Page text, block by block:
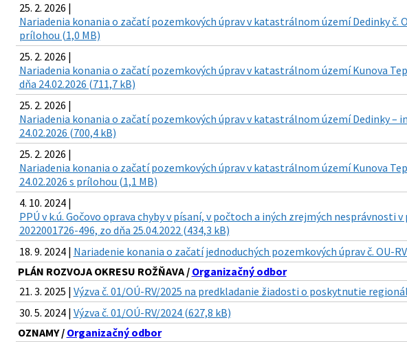
25. 2. 2026 |
Nariadenia konania o začatí pozemkových úprav v katastrálnom území Dedinky č.
prílohou (1,0 MB)
25. 2. 2026 |
Nariadenia konania o začatí pozemkových úprav v katastrálnom území Kunova
dňa 24.02.2026 (711,7 kB)
25. 2. 2026 |
Nariadenia konania o začatí pozemkových úprav v katastrálnom území Dedinky –
24.02.2026 (700,4 kB)
25. 2. 2026 |
Nariadenia konania o začatí pozemkových úprav v katastrálnom území Kunova
24.02.2026 s prílohou (1,1 MB)
4. 10. 2024 |
PPÚ v k.ú. Gočovo oprava chyby v písaní, v počtoch a iných zrejmých
2022001726-496, zo dňa 25.04.2022 (434,3 kB)
18. 9. 2024 | Nariadenie konania o začatí jednoduchých pozemkových úprav č. OU-
PLÁN ROZVOJA OKRESU ROŽŇAVA / Organizačný odbor
21. 3. 2025 | Výzva č. 01/OÚ-RV/2025 na predkladanie žiadosti o poskytnutie
30. 5. 2024 | Výzva č. 01/OÚ-RV/2024 (627,8 kB)
OZNAMY / Organizačný odbor